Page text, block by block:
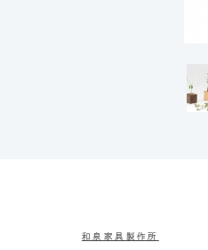
和泉家具製作所